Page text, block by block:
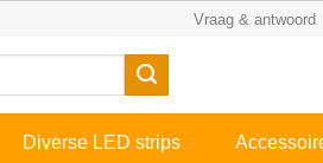
Vraag & antwoord
Diverse LED strips